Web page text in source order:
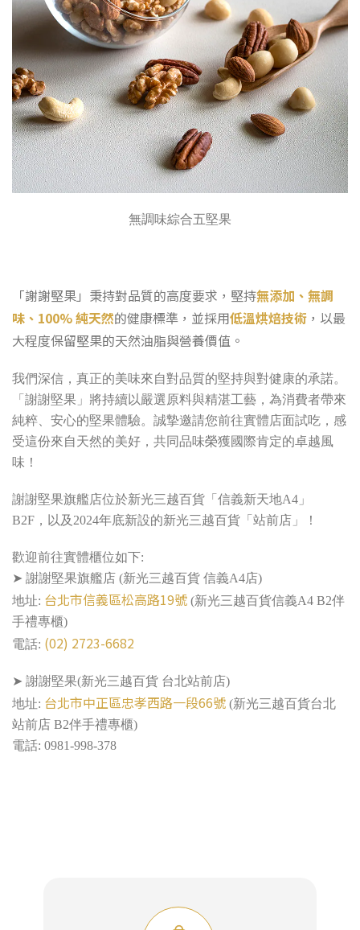
無調味綜合五堅果
「謝謝堅果」秉持對品質的高度要求，堅持無添加、無調
味、100% 純天然的健康標準，並採用低溫烘焙技術 ，以最
大程度保留堅果的天然油脂與營養價值。
我們深信，真正的美味來自對品質的堅持與對健康的承諾。
「謝謝堅果」將持續以嚴選原料與精湛工藝，為消費者帶來
純粹、安心的堅果體驗。誠摯邀請您前往實體店面試吃，感
受這份來自天然的美好，共同品味榮獲國際肯定的卓越風
味！
謝謝堅果旗艦店位於新光三越百貨「信義新天地A4」
B2F，以及2024年底新設的新光三越百貨「站前店」！
歡迎前往實體櫃位如下:
➤ 謝謝堅果旗艦店 (新光三越百貨 信義A4店)
地址: 台北市信義區松高路19號 (新光三越百貨信義A4 B2伴
手禮專櫃)
電話: (02) 2723-6682
➤ 謝謝堅果(新光三越百貨 台北站前店)
地址: 台北市中正區忠孝西路一段66號 (新光三越百貨台北
站前店 B2伴手禮專櫃)
電話: 0981-998-378